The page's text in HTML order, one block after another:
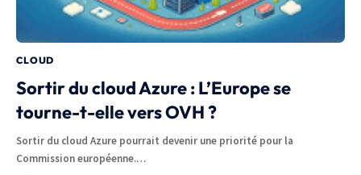
CLOUD
Sortir du cloud Azure : L’Europe se
tourne-t-elle vers OVH ?
Sortir du cloud Azure pourrait devenir une priorité pour la
Commission européenne.…